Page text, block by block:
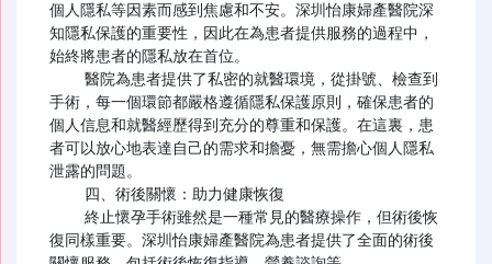
個人隱私等因素而感到焦慮和不安。深圳怡康婦產醫院深
知隱私保護的重要性，因此在為患者提供服務的過程中，
始終將患者的隱私放在首位。
手術，每一個環節都嚴格遵循隱私保護原則，確保患者的
個人信息和就醫經歷得到充分的尊重和保護。在這裏，患
者可以放心地表達自己的需求和擔憂，無需擔心個人隱私
泄露的問題。
復同樣重要。深圳怡康婦產醫院為患者提供了全面的術後